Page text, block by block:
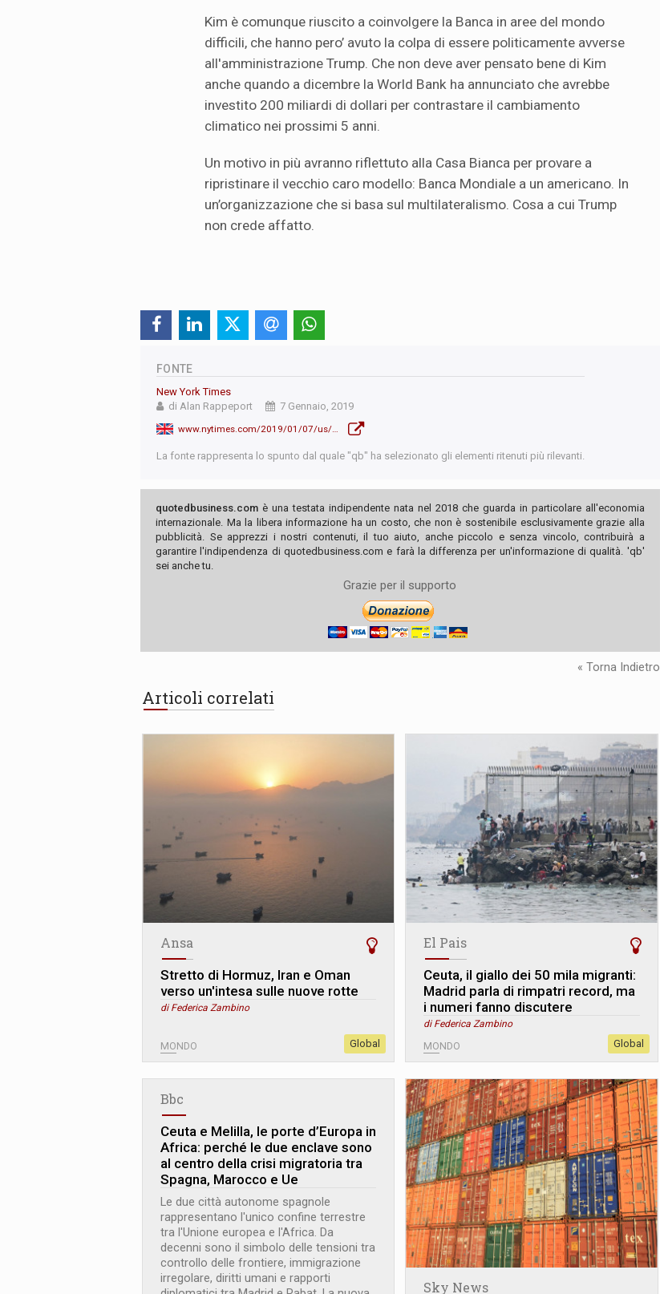
Kim è comunque riuscito a coinvolgere la Banca in aree del mondo
difficili, che hanno pero’ avuto la colpa di essere politicamente avverse
all'amministrazione Trump. Che non deve aver pensato bene di Kim
anche quando a dicembre la World Bank ha annunciato che avrebbe
investito 200 miliardi di dollari per contrastare il cambiamento
climatico nei prossimi 5 anni.
Un motivo in più avranno riflettuto alla Casa Bianca per provare a
ripristinare il vecchio caro modello: Banca Mondiale a un americano. In
un’organizzazione che si basa sul multilateralismo. Cosa a cui Trump
non crede affatto.
FONTE
New York Times
di Alan Rappeport
7 Gennaio, 2019
www.nytimes.com/2019/01/07/us/politics/jim-kim-world-bank-president.html
La fonte rappresenta lo spunto dal quale "qb" ha selezionato gli elementi ritenuti più rilevanti.
quotedbusiness.com è una testata indipendente nata nel 2018 che guarda in particolare all'economia
internazionale. Ma la libera informazione ha un costo, che non è sostenibile esclusivamente grazie alla
pubblicità. Se apprezzi i nostri contenuti, il tuo aiuto, anche piccolo e senza vincolo, contribuirà a
garantire l'indipendenza di quotedbusiness.com e farà la differenza per un'informazione di qualità. 'qb'
sei anche tu.
Grazie per il supporto
« Torna Indietro
Articoli correlati
Ansa
Stretto di Hormuz, Iran e Oman
verso un'intesa sulle nuove rotte
di Federica Zambino
MONDO Global
El Pais
Ceuta, il giallo dei 50 mila migranti:
Madrid parla di rimpatri record, ma
i numeri fanno discutere
di Federica Zambino
MONDO Global
Bbc
Ceuta e Melilla, le porte d’Europa in
Africa: perché le due enclave sono
al centro della crisi migratoria tra
Spagna, Marocco e Ue
Le due città autonome spagnole
rappresentano l'unico confine terrestre
tra l'Unione europea e l'Africa. Da
decenni sono il simbolo delle tensioni tra
controllo delle frontiere, immigrazione
irregolare, diritti umani e rapporti
Sky News